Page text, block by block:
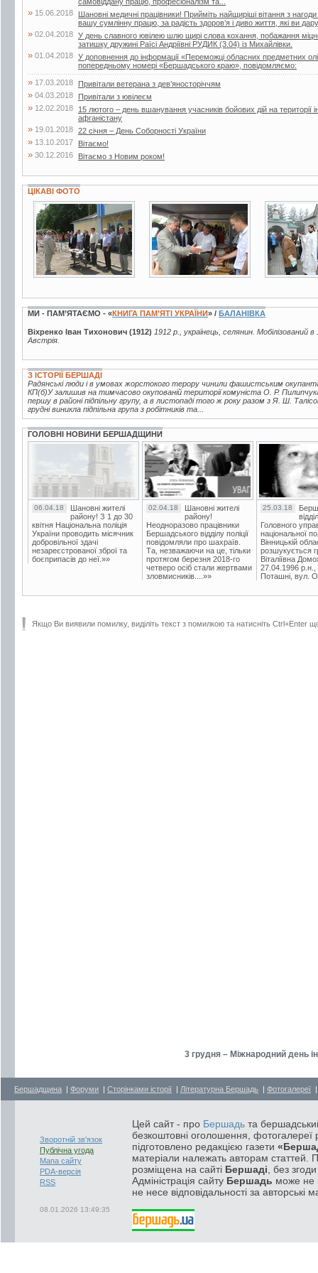
» 15.06.2018
Шановні медичні працівники! Прийміть найщиріші вітання з
вашу сумлінну працю, за радість здоров’я і диво життя, які ви
» 02.04.2018 У день славного ювілею шлю щирі слова кохання, побажання
затишку дружині Раїсі Андріївні РУДИК (3.04) із Михайлівки.
» 01.04.2018 У доповнення до інформації «Переможці обласних предметних
попередньому номері «Бершадського краю», повідомляємо:
» 17.03.2018 Привітали ветерана з дев’яносторіччям
» 04.03.2018 Привітали з ювілеєм
» 12.02.2018
15 лютого – день вшанування учасників бойових дій на території
афганістану
» 19.01.2018 22 січня – День Соборності України
» 13.10.2017 Вітаємо!
» 30.12.2016 Вітаємо з Новим роком!
ЦІКАВІ ФОТО
3 фото 6 фото 3 фото
МИ - ПАМ’ЯТАЄМО - «КНИГА ПАМ’ЯТІ УКРАЇНИ» / БАЛАНІВКА
Віхренко Іван Тихонович (1912) 1912 р., українець, селянин.
Австрія.
З ІСТОРІЇ БЕРШАДІ
Радянські люди і в умовах жорстокого терору чинили фашистським
КП(б)У залишив на тимчасово окупованій території комуніста О. Р.
першу в районі підпільну групу, а в листопаді того ж року разом з Я. Ш.
грудні виникла підпільна група з робітників та...
ГОЛОВНІ НОВИНИ БЕРШАДЩИНИ
06.04.18
Шановні жителі
району! З 1 до 30
квітня Національна поліція
України проводить місячник
добровільної здачі
незареєстрованої зброї та
боєприпасів до неї.»»
02.04.18
Шановні жителі
району!
Неодноразово працівники
Бершадського відділу поліції
повідомляли про шахраїв.
Та, незважаючи на це, тільки
протягом березня 2018-го
четверо осіб стали жертвами
зловмисників....»»
25.03.18
Головного
національної
Вінницькій
розшукується
Віталіївна
27.04.1996 р.н.,
Поташні, вул.
Якщо Ви виявили помилку, виділіть текст з помилкою та натисніть Ctrl+Enter
3 грудня – Міжнародний день
Бершадщина | Форуми | Сторінками історії | Літературна Бершадь | Фотогалереї
Зворотній зв'язок
Публічна угода
Мапа сайту
PDA-версія
RSS
08.01.2026 13:49:35
Цей сайт - про Бершадь та
безкоштовні оголошення, фотогалереї
підготовлено редакцією газети
матеріали належать авторам статтей.
розміщена на сайті Бершаді , без
Адміністрація сайту Бершадь може не
не несе відповідальності за авторські